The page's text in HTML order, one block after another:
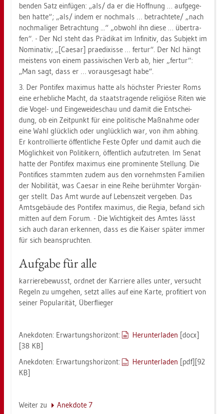
ben­den Satz ein­fü­gen: „als/ da er die Hoff­nung … auf­ge­ge­
ben hatte“; „als/ indem er noch­mals … be­trach­te­te/ „nach
noch­ma­li­ger Be­trach­tung ...“ „ob­wohl ihn diese … über­tra­
fen“. - Der NcI steht das Prä­di­kat im In­fi­ni­tiv, das Sub­jekt im
No­mi­na­tiv; „[Cae­sar] pra­edi­xis­se … fer­tur“. Der NcI hängt
meis­tens von einem pas­si­vi­schen Verb ab, hier „fer­tur“:
„Man sagt, dass er … vor­aus­ge­sagt habe“.
3. Der Pon­ti­fex ma­xi­mus hatte als höchs­ter Pries­ter Roms
eine er­heb­li­che Macht, da staats­tra­gen­de re­li­giö­se Riten wie
die Vogel- und Ein­ge­wei­de­schau und damit die Ent­schei­
dung, ob ein Zeit­punkt für eine po­li­ti­sche Maß­nah­me oder
eine Wahl glück­lich oder un­glück­lich war, von ihm ab­hing.
Er kon­trol­lier­te öf­fent­li­che Feste Opfer und damit auch die
Mög­lich­keit von Po­li­ti­kern, öf­fent­lich auf­zu­tre­ten. Im Senat
hatte der Pon­ti­fex ma­xi­mus eine pro­mi­nen­te Stel­lung. Die
Pon­ti­fices stamm­ten zudem aus den vor­nehms­ten Fa­mi­li­en
der No­bi­li­tät, was Cae­sar in eine Reihe be­rühm­ter Vor­gän­
ger stellt. Das Amt wurde auf Le­bens­zeit ver­ge­ben. Das
Amts­ge­bäu­de des Pon­ti­fex ma­xi­mus, die Regia, be­fand sich
mit­ten auf dem Forum. - Die Wich­tig­keit des Amtes lässt
sich auch daran er­ken­nen, dass es die Kai­ser spä­ter immer
für sich be­an­spruch­ten.
Auf­ga­be für alle
kar­rie­r­e­be­wusst, ord­net der Kar­rie­re alles unter, ver­sucht
Re­geln zu um­ge­hen, setzt alles auf eine Karte, pro­fi­tiert von
sei­ner Po­pu­la­ri­tät, Über­flie­ger
An­ek­do­ten: Er­war­tungs­ho­ri­zont: Her­un­ter­la­den [docx]
[38 KB]
An­ek­do­ten: Er­war­tungs­ho­ri­zont:
Her­un­ter­la­den [pdf][92
KB]
Wei­ter zu An­ek­do­te 7